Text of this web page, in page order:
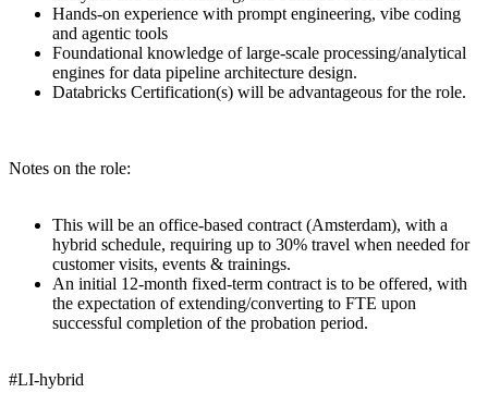
Hands-on experience with prompt engineering, vibe coding
and agentic tools
Foundational knowledge of large-scale processing/analytical
engines for data pipeline architecture design.
Databricks Certification(s) will be advantageous for the role.
Notes on the role:
This will be an office-based contract (Amsterdam), with a
hybrid schedule, requiring up to 30% travel when needed for
customer visits, events & trainings.
An initial 12-month fixed-term contract is to be offered, with
the expectation of extending/converting to FTE upon
successful completion of the probation period.
#LI-hybrid